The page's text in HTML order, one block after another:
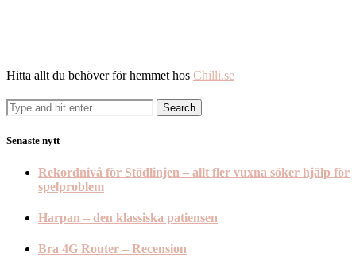
Hitta allt du behöver för hemmet hos Chilli.se
Senaste nytt
Rekordnivå för Stödlinjen – allt fler vuxna söker hjälp för
spelproblem
Harpan – den klassiska patiensen
Bra 4G Router – Recension